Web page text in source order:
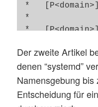
*
*
*
Der zweite Artikel
denen “systemd”
Namensgebung
Entscheidung für